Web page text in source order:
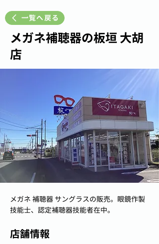
一覧へ戻る
メガネ補聴器の板垣 大胡
店
メガネ 補聴器 サングラスの販売。眼鏡作製
技能士、認定補聴器技能者在中。
店舗情報